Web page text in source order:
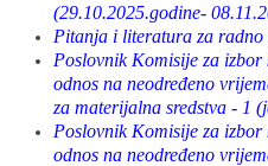
(29.10.2025.godine-
Pitanja i literatura za radno
Poslovnik Komisije za
odnos na neodređeno
za materijalna sredstva - 1
Poslovnik Komisije za
odnos na neodređeno